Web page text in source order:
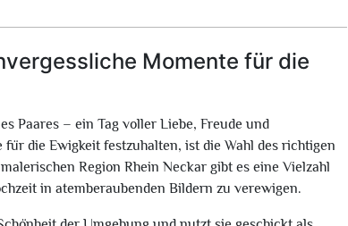
die
Momente für die
Paares – ein Tag voller Liebe, Freude und
die Ewigkeit festzuhalten, ist die Wahl des richtigen
Region Rhein Neckar gibt es eine Vielzahl
in atemberaubenden Bildern zu verewigen.